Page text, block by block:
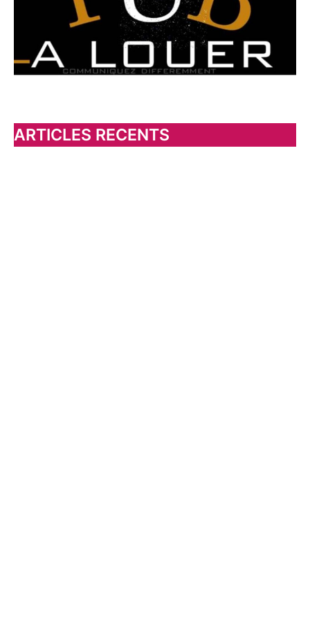
ARTICLES RECENTS